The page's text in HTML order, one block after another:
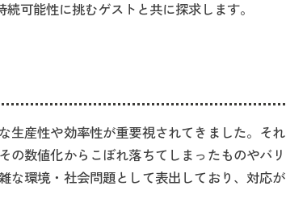
可能性に挑むゲストと共に探求します。
生産性や効率性が重要視されてきました。それ
数値化からこぼれ落ちてしまったものやバリ
な環境・社会問題として表出しており、対応が